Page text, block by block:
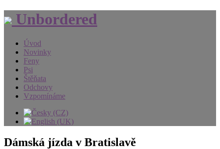
Unbordered
Úvod
Novinky
Feny
Psi
Štěňata
Odchovy
Vzpomínáme
Dámská jízda v Bratislavě